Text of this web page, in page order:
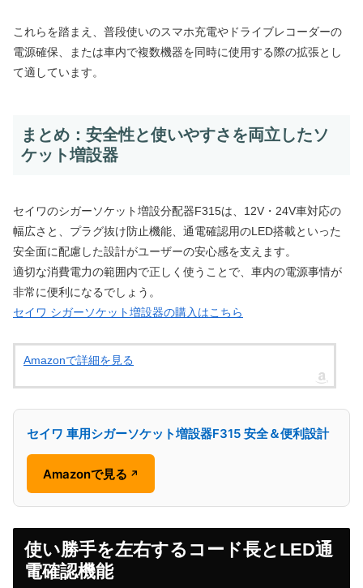
これらを踏まえ、普段使いのスマホ充電やドライブレコーダーの
電源確保、または車内で複数機器を同時に使用する際の拡張とし
て適しています。
まとめ：安全性と使いやすさを両立したソ
ケット増設器
セイワのシガーソケット増設分配器F315は、12V・24V車対応の
幅広さと、プラグ抜け防止機能、通電確認用のLED搭載といった
安全面に配慮した設計がユーザーの安心感を支えます。
適切な消費電力の範囲内で正しく使うことで、車内の電源事情が
非常に便利になるでしょう。
セイワ シガーソケット増設器の購入はこちら
Amazonで詳細を見る
セイワ 車用シガーソケット増設器F315 安全＆便利設計
Amazonで見る ↗
使い勝手を左右するコード長とLED通
電確認機能